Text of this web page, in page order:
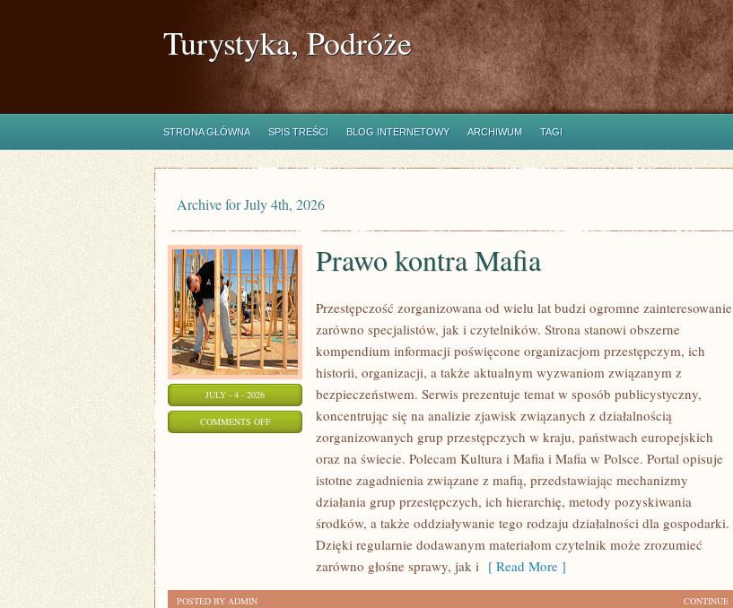
Turystyka, Podróże
STRONA GŁÓWNA SPIS TREŚCI BLOG INTERNETOWY ARCHIWUM TAGI
Archive for July 4th, 2026
JULY - 4 - 2026
COMMENTS OFFON
Prawo kontra Mafia
Przestępczość zorganizowana od wielu lat budzi ogromne zainteresowanie
zarówno specjalistów, jak i czytelników. Strona stanowi obszerne
kompendium informacji poświęcone organizacjom przestępczym, ich
historii, organizacji, a także aktualnym wyzwaniom związanym z
bezpieczeństwem. Serwis prezentuje temat w sposób publicystyczny,
koncentrując się na analizie zjawisk związanych z działalnością
zorganizowanych grup przestępczych w kraju, państwach europejskich
oraz na świecie. Polecam Kultura i Mafia i Mafia w Polsce. Portal opisuje
istotne zagadnienia związane z mafią, przedstawiając mechanizmy
działania grup przestępczych, ich hierarchię, metody pozyskiwania
środków, a także oddziaływanie tego rodzaju działalności dla gospodarki.
Dzięki regularnie dodawanym materiałom czytelnik może zrozumieć
zarówno głośne sprawy, jak i [ Read More ]
CONTINUE
POSTED BY ADMIN